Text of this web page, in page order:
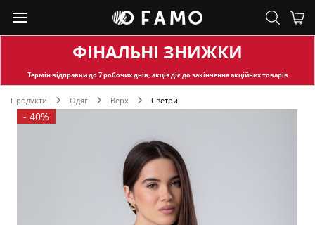
ФІНАЛЬНІ ЗНИЖКИ
Термін відправкидо 7 робочих днів, акція діє до закінчення акційних товарів
Продукти Одяг Верх Светри
- 40%